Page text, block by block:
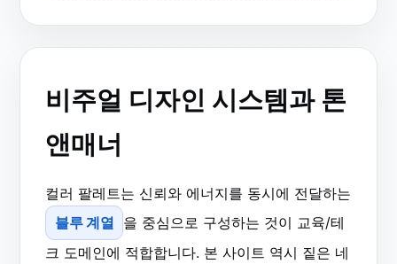
비주얼 디자인 시스템과 톤
앤매너
컬러 팔레트는 신뢰와 에너지를 동시에 전달하는
블루 계열
을 중심으로 구성하는 것이 교육/테
크 도메인에 적합합니다. 본 사이트 역시 짙은 네